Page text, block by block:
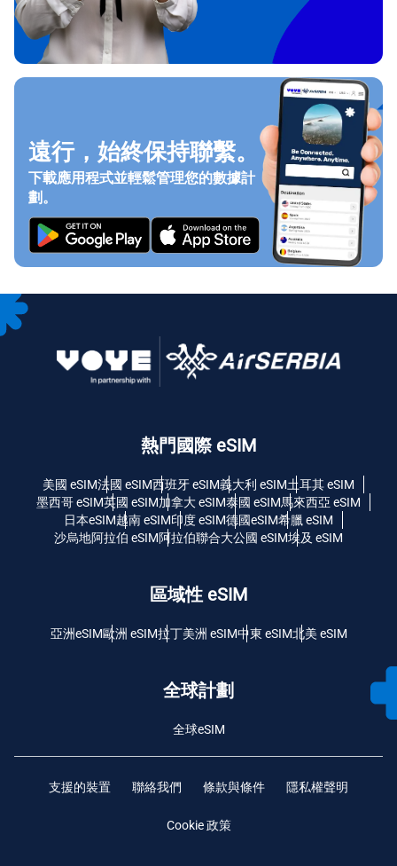
遠行，始終保持聯繫。
下載應用程式並輕鬆管理您的數據計
劃。
熱門國際 eSIM
美國 eSIM法國 eSIM西班牙 eSIM義大利 eSIM土耳其 eSIM
墨西哥 eSIM英國 eSIM加拿大 eSIM泰國 eSIM馬來西亞 eSIM
日本eSIM越南 eSIM印度 eSIM德國eSIM希臘 eSIM
沙烏地阿拉伯 eSIM阿拉伯聯合大公國 eSIM埃及 eSIM
區域性 eSIM
亞洲eSIM歐洲 eSIM拉丁美洲 eSIM中東 eSIM北美 eSIM
全球計劃
全球eSIM
支援的裝置 聯絡我們 條款與條件 隱私權聲明
Cookie 政策